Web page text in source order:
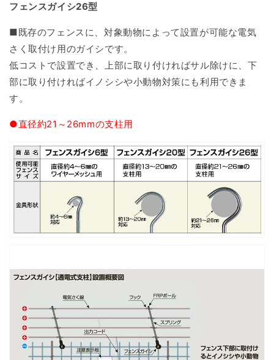
フェンスガイシ26型
■既存のフェンスに、対象動物によって設置が可能な電気
さく取付け用のガイシです。
低コストで設置でき、上部に取り付ければサル除けに、下
部に取り付ければイノシシや小動物対策にも利用できま
す。
●直径約21～26mmの支柱用